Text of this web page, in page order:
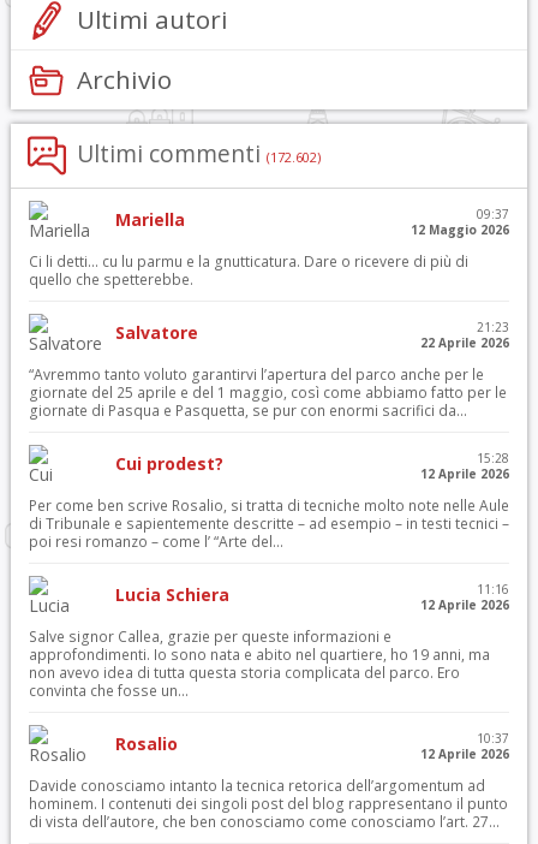
Ultimi autori
Archivio
Ultimi commenti (172.602)
Mariella
09:37
12 Maggio 2026
Ci li detti… cu lu parmu e la gnutticatura. Dare o ricevere di più di
quello che spetterebbe.
Salvatore
21:23
22 Aprile 2026
“Avremmo tanto voluto garantirvi l’apertura del parco anche per le
giornate del 25 aprile e del 1 maggio, così come abbiamo fatto per le
giornate di Pasqua e Pasquetta, se pur con enormi sacrifici da...
Cui prodest?
15:28
12 Aprile 2026
Per come ben scrive Rosalio, si tratta di tecniche molto note nelle Aule
di Tribunale e sapientemente descritte – ad esempio – in testi tecnici –
poi resi romanzo – come l’ “Arte del...
Lucia Schiera
11:16
12 Aprile 2026
Salve signor Callea, grazie per queste informazioni e
approfondimenti. Io sono nata e abito nel quartiere, ho 19 anni, ma
non avevo idea di tutta questa storia complicata del parco. Ero
convinta che fosse un...
Rosalio
10:37
12 Aprile 2026
Davide conosciamo intanto la tecnica retorica dell’argomentum ad
hominem. I contenuti dei singoli post del blog rappresentano il punto
di vista dell’autore, che ben conosciamo come conosciamo l’art. 27...